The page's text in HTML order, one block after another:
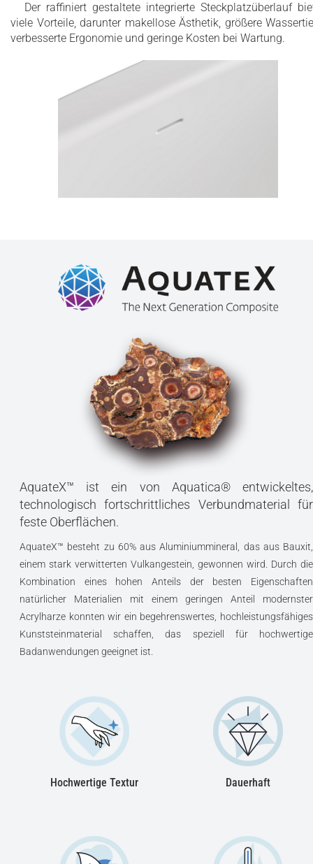
Einzigartiges patentiertes Design mit
eingebauter, ergonomisch geformter
Hergestellt in USA
Dauerhafte, schmutzabweisende Beschichtung
Der raffiniert gestaltete integrierte Steckplatzüberlauf
viele Vorteile, darunter makellose Ästhetik, größere
verbesserte Ergonomie und geringe Kosten bei Wartung.
AquateX™ ist ein von Aquatica® entwickeltes,
technologisch fortschrittliches Verbundmaterial für
feste Oberflächen.
AquateX™ besteht zu 60% aus Aluminiummineral, das aus Bauxit,
einem stark verwitterten Vulkangestein, gewonnen wird. Durch die
Kombination eines hohen Anteils der besten Eigenschaften
natürlicher Materialien mit einem geringen Anteil modernster
Acrylharze konnten wir ein begehrenswertes, hochleistungsfähiges
Kunststeinmaterial schaffen, das speziell für hochwertige
Badanwendungen geeignet ist.
Hochwertige Textur Dauerhaft